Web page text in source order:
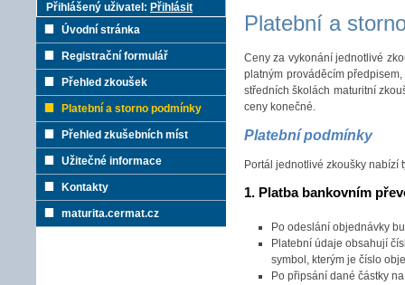
Přihlášený uživatel: Přihlásit
Úvodní stránka
Registrační formulář
Přehled zkoušek
Platební a storno podmínky
Přehled zkušebních míst
Užitečné informace
Kontakty
maturita.cermat.cz
Platební a
Ceny za vykonání jednotlivé
platným prováděcím
středních školách maturitní
ceny konečné.
Platební podmínky
Portál jednotlivé zkoušky nabízí
1. Platba bankovním
Po odeslání objednávky
Platební údaje obsahují
symbol, kterým je číslo
Po připsání dané částky